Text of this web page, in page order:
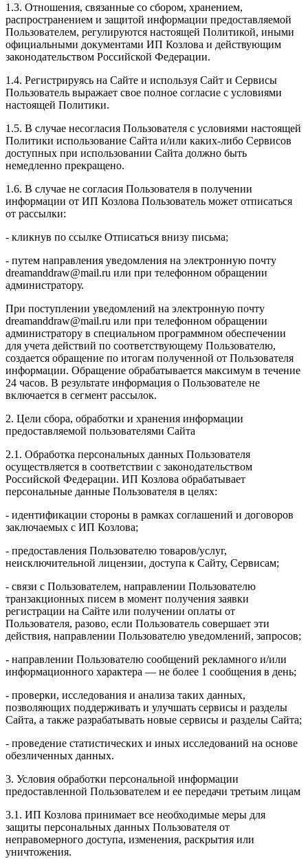
1.3. Отношения, связанные со сбором, хранением,
распространением и защитой информации предоставляемой
Пользователем, регулируются настоящей Политикой, иными
официальными документами ИП Козловa и действующим
законодательством Российской Федерации.
1.4. Регистрируясь на Сайте и используя Сайт и Сервисы
Пользователь выражает свое полное согласие с условиями
настоящей Политики.
1.5. В случае несогласия Пользователя с условиями настоящей
Политики использование Сайта и/или каких-либо Сервисов
доступных при использовании Сайта должно быть
немедленно прекращено.
1.6. В случае не согласия Пользователя в получении
информации от ИП Козлова Пользователь может отписаться
от рассылки:
- кликнув по ссылке Отписаться внизу письма;
- путем направления уведомления на электронную почту
dreamanddraw@mail.ru или при телефонном обращении
администратору.
При поступлении уведомлений на электронную почту
dreamanddraw@mail.ru или при телефонном обращении
администратору в специальном программном обеспечении
для учета действий по соответствующему Пользователю,
создается обращение по итогам полученной от Пользователя
информации. Обращение обрабатывается максимум в течение
24 часов. В результате информация о Пользователе не
включается в сегмент рассылок.
2. Цели сбора, обработки и хранения информации
предоставляемой пользователями Сайта
2.1. Обработка персональных данных Пользователя
осуществляется в соответствии с законодательством
Российской Федерации. ИП Козловa обрабатывает
персональные данные Пользователя в целях:
- идентификации стороны в рамках соглашений и договоров
заключаемых с ИП Козлова;
- предоставления Пользователю товаров/услуг,
неисключительной лицензии, доступа к Сайту, Сервисам;
- связи с Пользователем, направлении Пользователю
транзакционных писем в момент получения заявки
регистрации на Сайте или получении оплаты от
Пользователя, разово, если Пользователь совершает эти
действия, направлении Пользователю уведомлений, запросов;
- направлении Пользователю сообщений рекламного и/или
информационного характера — не более 1 сообщения в день;
- проверки, исследования и анализа таких данных,
позволяющих поддерживать и улучшать сервисы и разделы
Сайта, а также разрабатывать новые сервисы и разделы Сайта;
- проведение статистических и иных исследований на основе
обезличенных данных.
3. Условия обработки персональной информации
предоставленной Пользователем и ее передачи третьим лицам
3.1. ИП Козлова принимает все необходимые меры для
защиты персональных данных Пользователя от
неправомерного доступа, изменения, раскрытия или
уничтожения.